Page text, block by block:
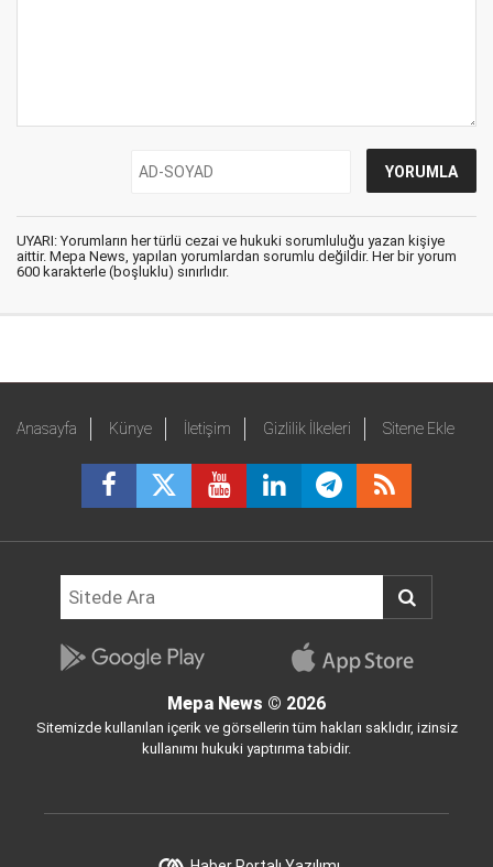
UYARI: Yorumların her türlü cezai ve hukuki sorumluluğu yazan kişiye
aittir. Mepa News, yapılan yorumlardan sorumlu değildir. Her bir yorum
600 karakterle (boşluklu) sınırlıdır.
Anasayfa Künye İletişim Gizlilik İlkeleri Sitene Ekle
Mepa News © 2026
Sitemizde kullanılan içerik ve görsellerin tüm hakları saklıdır, izinsiz
kullanımı hukuki yaptırıma tabidir.